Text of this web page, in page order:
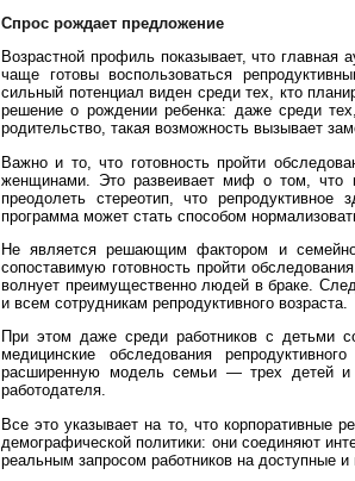
Спрос рождает предложение
Возрастной профиль показывает, что
чаще готовы воспользоваться
сильный потенциал виден среди тех, кто
решение о рождении ребенка: даже среди
родительство, такая возможность вызывает
Важно и то, что готовность пройти
женщинами. Это развеивает миф о том, что
преодолеть стереотип, что
программа может стать способом
Не является решающим фактором и
сопоставимую готовность пройти
волнует преимущественно людей в браке.
и всем сотрудникам репродуктивного возраста.
При этом даже среди работников с детьми
медицинские обследования
расширенную модель семьи — трех детей
работодателя.
Все это указывает на то, что корпоративные
демографической политики: они соединяют
реальным запросом работников на доступные